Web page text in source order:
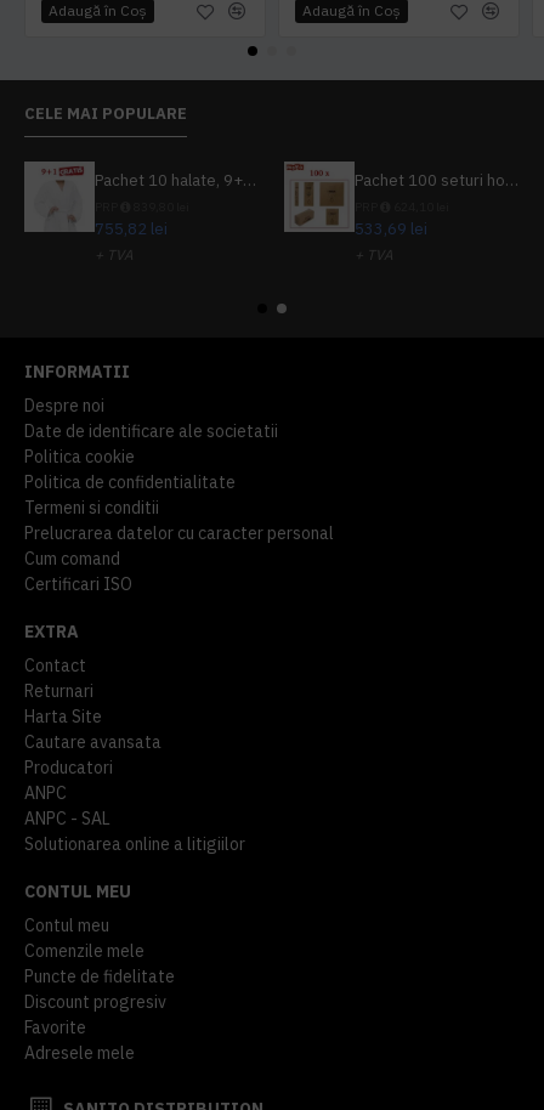
Adaugă în Coş Adaugă în Coş
CELE MAI POPULARE
Pachet 10 halate, 9+1 gratuit
755,82 lei
+ TVA
Pachet 100 seturi hoteliere, set dentar, set barbierit, casca de dus, pila unghii, set cusut
533,69 lei
+ TVA
INFORMATII
Despre noi
Date de identificare ale societatii
Politica cookie
Politica de confidentialitate
Termeni si conditii
Prelucrarea datelor cu caracter personal
Cum comand
Certificari ISO
EXTRA
Contact
Returnari
Harta Site
Cautare avansata
Producatori
ANPC
ANPC - SAL
Solutionarea online a litigiilor
CONTUL MEU
Contul meu
Comenzile mele
Puncte de fidelitate
Discount progresiv
Favorite
Adresele mele